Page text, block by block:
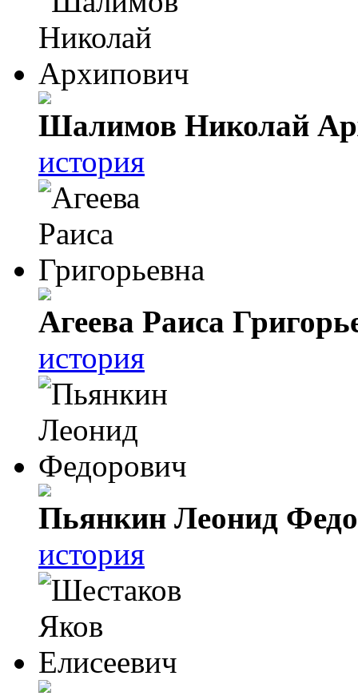
Шалимов Николай
история
Агеева Раиса
история
Пьянкин Леонид
история